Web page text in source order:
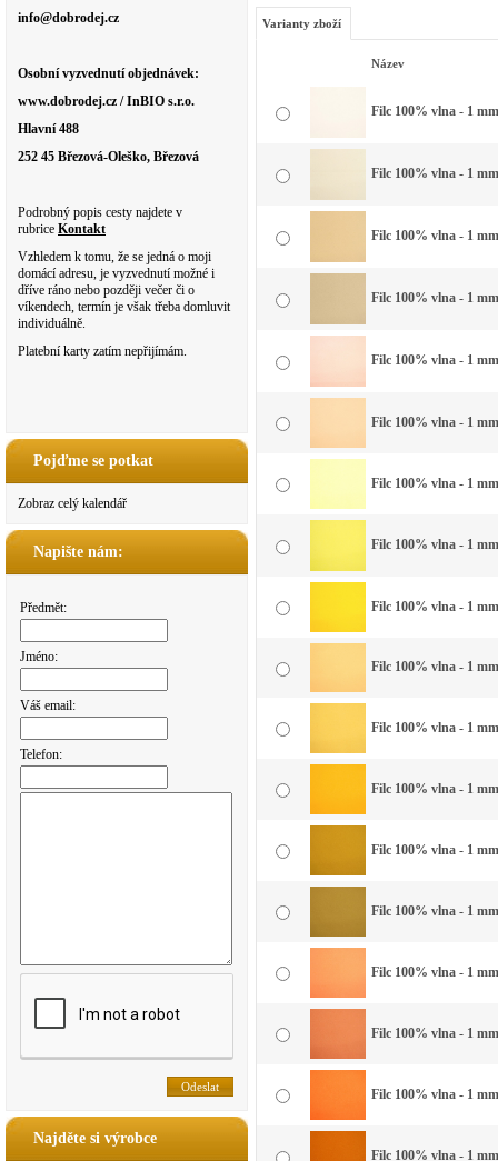
info@dobrodej.cz
Osobní vyzvednutí objednávek:
www.dobrodej.cz / InBIO s.r.o.
Hlavní 488
252 45 Březová-Oleško, Březová
Podrobný popis cesty najdete v
rubrice Kontakt
Vzhledem k tomu, že se jedná o moji
domácí adresu, je vyzvednutí možné i
dříve ráno nebo později večer či o
víkendech, termín je však třeba domluvit
individuálně.
Platební karty zatím nepřijímám.
Pojďme se potkat
Zobraz celý kalendář
Napište nám:
Předmět:
Jméno:
Váš email:
Telefon:
Najděte si výrobce
Varianty zboží
Název
Filc 100% vlna - 1
Filc 100% vlna - 1
Filc 100% vlna - 1
Filc 100% vlna - 1
Filc 100% vlna - 1
Filc 100% vlna - 1
Filc 100% vlna - 1
Filc 100% vlna - 1
Filc 100% vlna - 1
Filc 100% vlna - 1
Filc 100% vlna - 1
Filc 100% vlna - 1
Filc 100% vlna - 1
Filc 100% vlna - 1
Filc 100% vlna - 1
Filc 100% vlna - 1
Filc 100% vlna - 1
Filc 100% vlna - 1